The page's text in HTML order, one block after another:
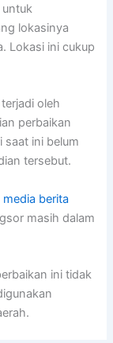
untuk
lokasinya
Lokasi ini cukup
oleh
perbaikan
saat ini belum
tersebut.
media berita
masih dalam
ini tidak